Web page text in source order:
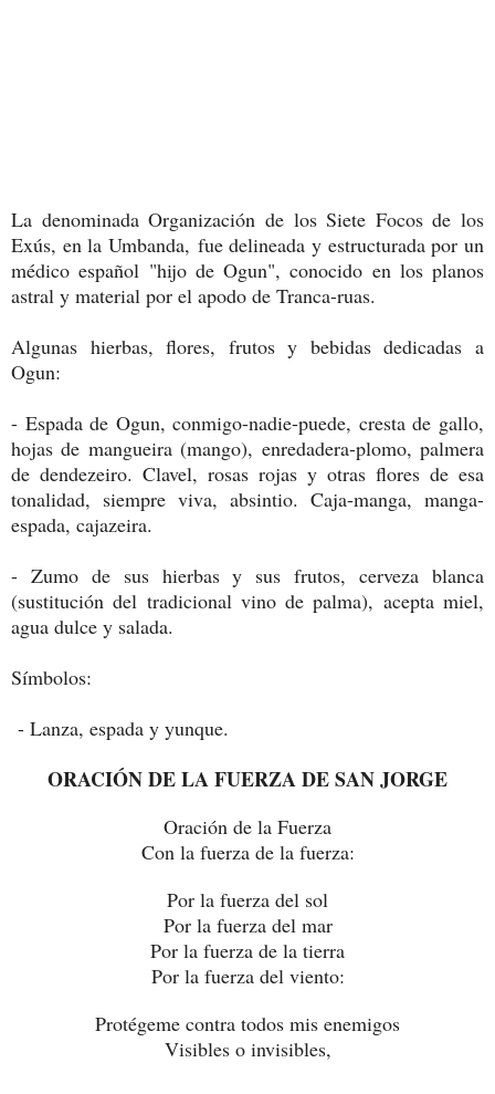
La denominada Organización de los Siete Focos de los
Exús, en la Umbanda, fue delineada y estructurada por un
médico español "hijo de Ogun", conocido en los planos
astral y material por el apodo de Tranca-ruas.
Algunas hierbas, flores, frutos y bebidas dedicadas a
Ogun:
- Espada de Ogun, conmigo-nadie-puede, cresta de gallo,
hojas de mangueira (mango), enredadera-plomo, palmera
de dendezeiro. Clavel, rosas rojas y otras flores de esa
tonalidad, siempre viva, absintio. Caja-manga, manga-
espada, cajazeira.
- Zumo de sus hierbas y sus frutos, cerveza blanca
(sustitución del tradicional vino de palma), acepta miel,
agua dulce y salada.
Símbolos:
- Lanza, espada y yunque.
ORACIÓN DE LA FUERZA DE SAN JORGE
Oración de la Fuerza
Con la fuerza de la fuerza:
Por la fuerza del sol
Por la fuerza del mar
Por la fuerza de la tierra
Por la fuerza del viento:
Protégeme contra todos mis enemigos
Visibles o invisibles,